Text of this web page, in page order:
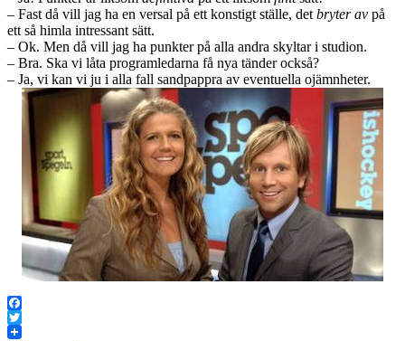
– Fast då vill jag ha en versal på ett konstigt ställe, detbryter av på
ett så himla intressant sätt.
– Ok. Men då vill jag ha punkter på alla andra skyltar i studion.
– Bra. Ska vi låta programledarna få nya tänder också?
– Ja, vi kan vi ju i alla fall sandpappra av eventuella ojämnheter.
Facebook
Twitter